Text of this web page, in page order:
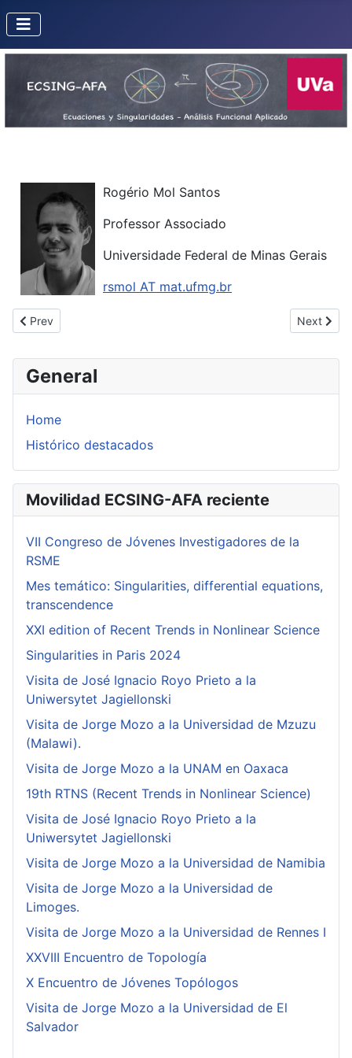
General
Home
Histórico destacados
Movilidad ECSING-AFA reciente
VII Congreso de Jóvenes Investigadores de la
RSME
Mes temático: Singularities, differential equations,
transcendence
XXI edition of Recent Trends in Nonlinear Science
Singularities in Paris 2024
Visita de José Ignacio Royo Prieto a la
Uniwersytet Jagiellonski
Visita de Jorge Mozo a la Universidad de Mzuzu
(Malawi).
Visita de Jorge Mozo a la UNAM en Oaxaca
19th RTNS (Recent Trends in Nonlinear Science)
Visita de José Ignacio Royo Prieto a la
Uniwersytet Jagiellonski
Visita de Jorge Mozo a la Universidad de Namibia
Visita de Jorge Mozo a la Universidad de
Limoges.
Visita de Jorge Mozo a la Universidad de Rennes I
XXVIII Encuentro de Topología
X Encuentro de Jóvenes Topólogos
Visita de Jorge Mozo a la Universidad de El
Salvador
Rogério Mol Santos
Professor Associado
Universidade Federal de Minas Gerais
rsmol AT mat.ufmg.br
Previous article: Mattei, Jean-François
Prev Next
Next